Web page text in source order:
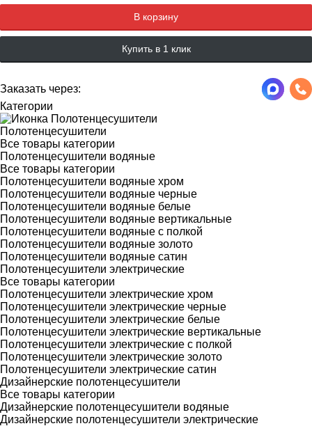
В корзину
Купить в 1 клик
Заказать через:
Категории
Полотенцесушители
Все товары категории
Полотенцесушители водяные
Все товары категории
Полотенцесушители водяные хром
Полотенцесушители водяные черные
Полотенцесушители водяные белые
Полотенцесушители водяные вертикальные
Полотенцесушители водяные с полкой
Полотенцесушители водяные золото
Полотенцесушители водяные сатин
Полотенцесушители электрические
Все товары категории
Полотенцесушители электрические хром
Полотенцесушители электрические черные
Полотенцесушители электрические белые
Полотенцесушители электрические вертикальные
Полотенцесушители электрические с полкой
Полотенцесушители электрические золото
Полотенцесушители электрические сатин
Дизайнерские полотенцесушители
Все товары категории
Дизайнерские полотенцесушители водяные
Дизайнерские полотенцесушители электрические